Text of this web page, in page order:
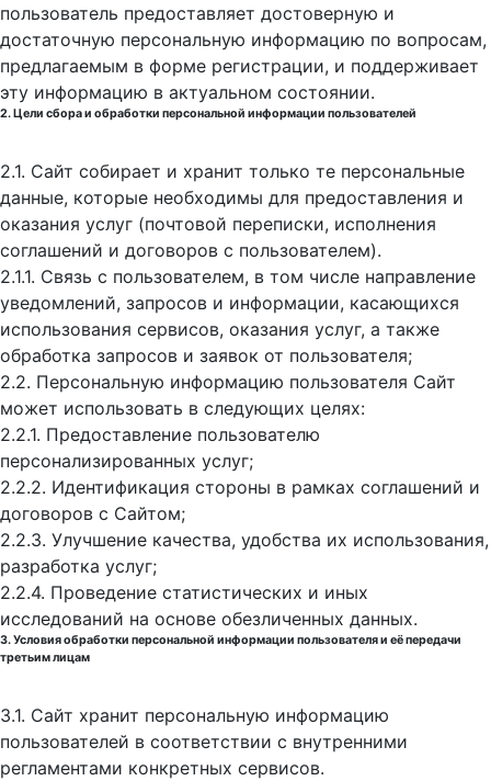
пользователь предоставляет достоверную и
достаточную персональную информацию по вопросам,
предлагаемым в форме регистрации, и поддерживает
эту информацию в актуальном состоянии.
2. Цели сбора и обработки персональной информации пользователей
2.1. Сайт собирает и хранит только те персональные
данные, которые необходимы для предоставления и
оказания услуг (почтовой переписки, исполнения
соглашений и договоров с пользователем).
2.1.1. Связь с пользователем, в том числе направление
уведомлений, запросов и информации, касающихся
использования сервисов, оказания услуг, а также
обработка запросов и заявок от пользователя;
2.2. Персональную информацию пользователя Сайт
может использовать в следующих целях:
2.2.1. Предоставление пользователю
персонализированных услуг;
2.2.2. Идентификация стороны в рамках соглашений и
договоров с Сайтом;
2.2.3. Улучшение качества, удобства их использования,
разработка услуг;
2.2.4. Проведение статистических и иных
исследований на основе обезличенных данных.
3. Условия обработки персональной информации пользователя и её передачи
третьим лицам
3.1. Сайт хранит персональную информацию
пользователей в соответствии с внутренними
регламентами конкретных сервисов.